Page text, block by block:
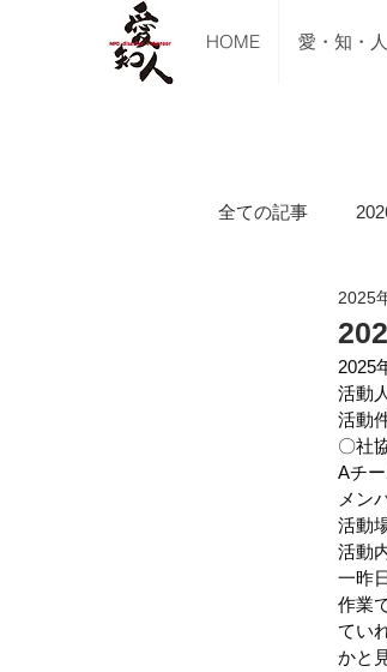
HOME 愛・知・
全ての記事
ご支援のご報
講習会（ブル
令和5年山口
令和４年台風
2025
2025
活動
活動
〇社
Aチ
メン
活動
活動
一昨
作業
てい
かと